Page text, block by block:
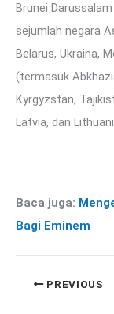
Brunei
sejumlah negara
Belarus, Ukraina,
(termasuk
Kyrgyzstan,
Latvia, dan
Baca juga:
Bagi Eminem
PREVIOUS